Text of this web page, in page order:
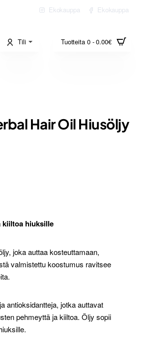
Ekokauppa Ekokauppa
Tili Tuotteita 0 - 0.00€
Hair Oil Hiusöljy
kiiltoa hiuksille
joka auttaa kosteuttamaan,
valmistettu koostumus ravitsee
antioksidantteja, jotka auttavat
pehmeyttä ja kiiltoa. Öljy sopii